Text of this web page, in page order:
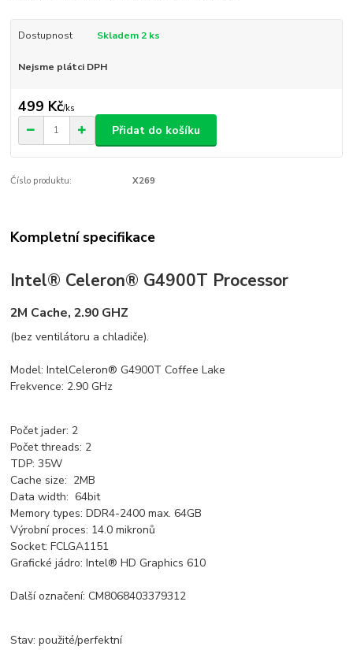
Dostupnost Skladem 2 ks
Nejsme plátci DPH
499 Kč/ks
Přidat do košíku
Číslo produktu: X269
Kompletní specifikace
Intel® Celeron® G4900T Processor
2M Cache, 2.90 GHZ
(bez ventilátoru a chladiče).
Model: IntelCeleron® G4900T Coffee Lake
Frekvence: 2.90 GHz
Počet jader: 2
Počet threads: 2
TDP: 35W
Cache size: 2MB
Data width: 64bit
Memory types: DDR4-2400 max. 64GB
Výrobní proces: 14.0 mikronů
Socket: FCLGA1151
Grafické jádro: Intel® HD Graphics 610
Další označení: CM8068403379312
Stav: použité/perfektní